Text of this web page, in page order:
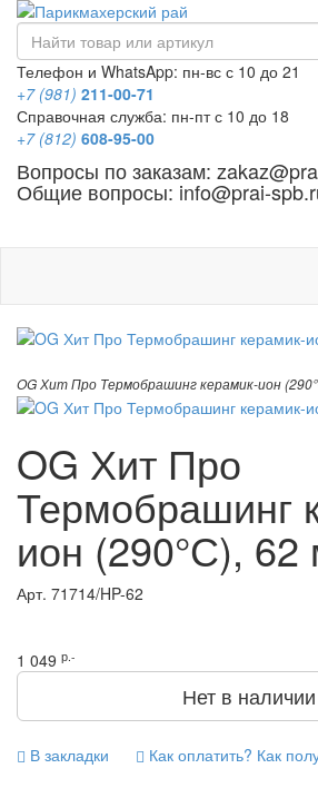
Телефон и WhatsApp: пн-вс с 10 до 21
+7 (981) 211-00-71
Справочная служба: пн-пт с 10 до 18
+7 (812) 608-95-00
Вопросы по заказам:
Общие вопросы: info@prai-
OG Хит Про Термобрашинг керамик-ион
OG Хит Про
Термобрашинг
ион (290°С),
Арт. 71714/HP-62
1 049 р.-
Нет в наличии
В закладки Как оплатить? Как